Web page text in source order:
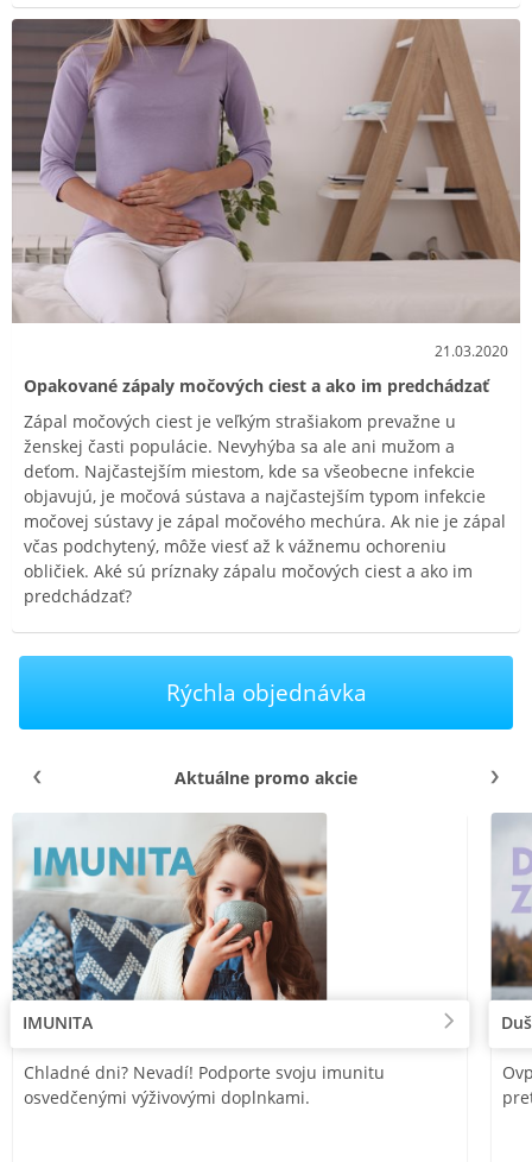
21.03.2020
Opakované zápaly močových ciest a ako im predchádzať
Zápal močových ciest je veľkým strašiakom prevažne u
ženskej časti populácie. Nevyhýba sa ale ani mužom a
deťom. Najčastejším miestom, kde sa všeobecne infekcie
objavujú, je močová sústava a najčastejším typom infekcie
močovej sústavy je zápal močového mechúra. Ak nie je zápal
včas podchytený, môže viesť až k vážnemu ochoreniu
obličiek. Aké sú príznaky zápalu močových ciest a ako im
predchádzať?
Rýchla objednávka
Aktuálne promo akcie
IMUNITA
Chladné dni? Nevadí! Podporte svoju imunitu
osvedčenými výživovými doplnkami.